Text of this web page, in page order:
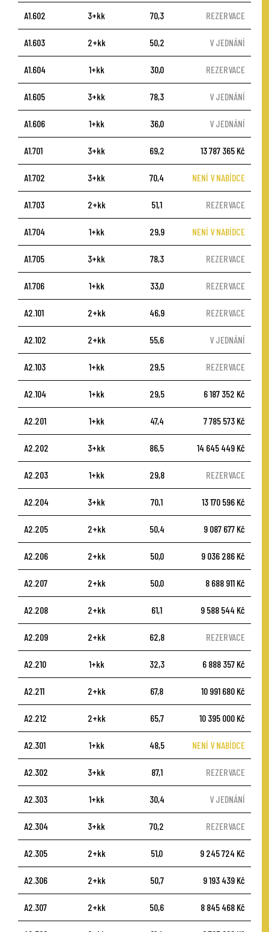
A1.602 3+kk 70,3 REZERVACE
A1.603 2+kk 50,2 V JEDNÁNÍ
A1.604 1+kk 30,0 REZERVACE
A1.605 3+kk 78,3 V JEDNÁNÍ
A1.606 1+kk 36,0 V JEDNÁNÍ
A1.701 3+kk 69,2 13 787 365 Kč
A1.702 3+kk 70,4 NENÍ V NABÍDCE
A1.703 2+kk 51,1 REZERVACE
A1.704 1+kk 29,9 NENÍ V NABÍDCE
A1.705 3+kk 78,3 REZERVACE
A1.706 1+kk 33,0 REZERVACE
A2.101 2+kk 46,9 REZERVACE
A2.102 2+kk 55,6 V JEDNÁNÍ
A2.103 1+kk 29,5 REZERVACE
A2.104 1+kk 29,5 6 187 352 Kč
A2.201 1+kk 47,4 7 785 573 Kč
A2.202 3+kk 86,5 14 645 449 Kč
A2.203 1+kk 29,8 REZERVACE
A2.204 3+kk 70,1 13 170 596 Kč
A2.205 2+kk 50,4 9 087 677 Kč
A2.206 2+kk 50,0 9 036 286 Kč
A2.207 2+kk 50,0 8 688 911 Kč
A2.208 2+kk 61,1 9 588 544 Kč
A2.209 2+kk 62,8 REZERVACE
A2.210 1+kk 32,3 6 888 357 Kč
A2.211 2+kk 67,8 10 991 680 Kč
A2.212 2+kk 65,7 10 395 000 Kč
A2.301 1+kk 48,5 NENÍ V NABÍDCE
A2.302 3+kk 87,1 REZERVACE
A2.303 1+kk 30,4 V JEDNÁNÍ
A2.304 3+kk 70,2 REZERVACE
A2.305 2+kk 51,0 9 245 724 Kč
A2.306 2+kk 50,7 9 193 439 Kč
A2.307 2+kk 50,6 8 845 468 Kč